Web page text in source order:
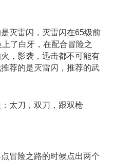
雷闪，灭雷闪在65级前
了白牙，在配合冒险之
，影袭，迅击都不可能有
荐的是灭雷闪，推荐的武
太刀，双刀，跟双枪
险之路的时候点出两个